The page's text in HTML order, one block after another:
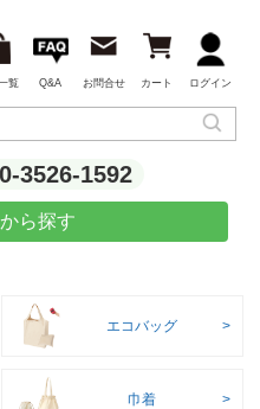
覧 Q&A お問合せ カート ログイン
3526-1592
ら探す
エコバッグ
巾着